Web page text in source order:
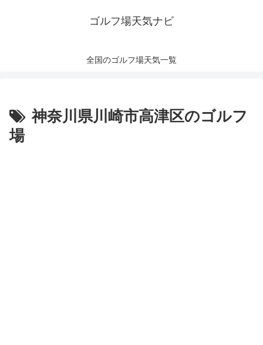
ゴルフ場天気ナビ
全国のゴルフ場天気一覧
神奈川県川崎市高津区のゴルフ
場